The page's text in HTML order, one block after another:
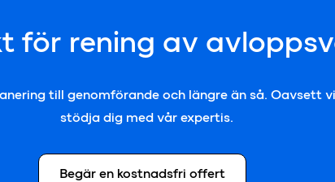
för rening av
till genomförande och längre än så. Oavsett
stödja dig med vår expertis.
Begär en kostnadsfri offert